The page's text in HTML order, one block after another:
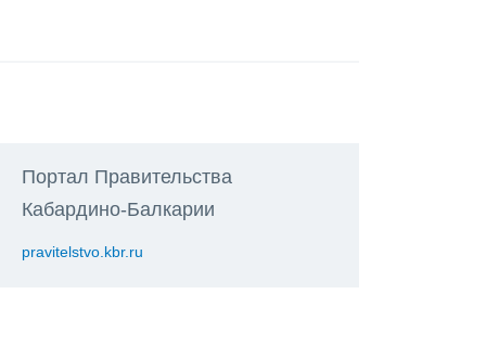
Портал Правительства
Кабардино-Балкарии
pravitelstvo.kbr.ru